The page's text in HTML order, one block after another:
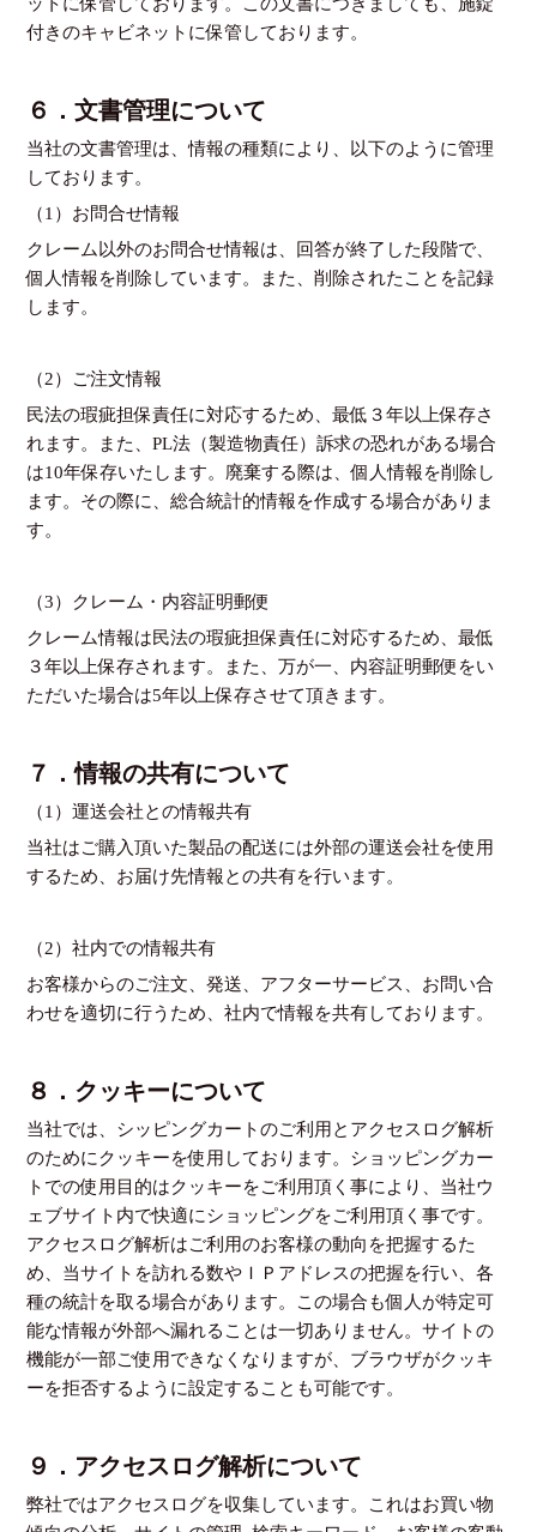
付きのキャビネットに保管しております。
６．文書管理について
当社の文書管理は、情報の種類により、以下のように管理
しております。
（1）お問合せ情報
クレーム以外のお問合せ情報は、回答が終了した段階で、
個人情報を削除しています。また、削除されたことを記録
します。
（2）ご注文情報
民法の瑕疵担保責任に対応するため、最低３年以上保存さ
れます。また、PL法（製造物責任）訴求の恐れがある場合
は10年保存いたします。廃棄する際は、個人情報を削除し
ます。その際に、総合統計的情報を作成する場合がありま
す。
（3）クレーム・内容証明郵便
クレーム情報は民法の瑕疵担保責任に対応するため、最低
３年以上保存されます。また、万が一、内容証明郵便をい
ただいた場合は5年以上保存させて頂きます。
７．情報の共有について
（1）運送会社との情報共有
当社はご購入頂いた製品の配送には外部の運送会社を使用
するため、お届け先情報との共有を行います。
（2）社内での情報共有
お客様からのご注文、発送、アフターサービス、お問い合
わせを適切に行うため、社内で情報を共有しております。
８．クッキーについて
当社では、シッピングカートのご利用とアクセスログ解析
のためにクッキーを使用しております。ショッピングカー
トでの使用目的はクッキーをご利用頂く事により、当社ウ
ェブサイト内で快適にショッピングをご利用頂く事です。
アクセスログ解析はご利用のお客様の動向を把握するた
め、当サイトを訪れる数やＩＰアドレスの把握を行い、各
種の統計を取る場合があります。この場合も個人が特定可
能な情報が外部へ漏れることは一切ありません。サイトの
機能が一部ご使用できなくなりますが、ブラウザがクッキ
ーを拒否するように設定することも可能です。
９．アクセスログ解析について
弊社ではアクセスログを収集しています。これはお買い物